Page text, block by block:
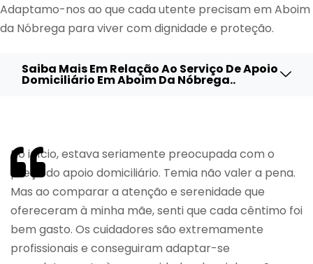
Adaptamo-nos ao que cada utente precisam em Aboim
da Nóbrega para viver com dignidade e proteção.
Saiba Mais Em Relação Ao Serviço De Apoio
Domiciliário Em Aboim Da Nóbrega..
No início, estava seriamente preocupada com o
preço do apoio domiciliário. Temia não valer a pena.
Mas ao comparar a atenção e serenidade que
ofereceram à minha mãe, senti que cada cêntimo foi
bem gasto. Os cuidadores são extremamente
profissionais e conseguiram adaptar-se